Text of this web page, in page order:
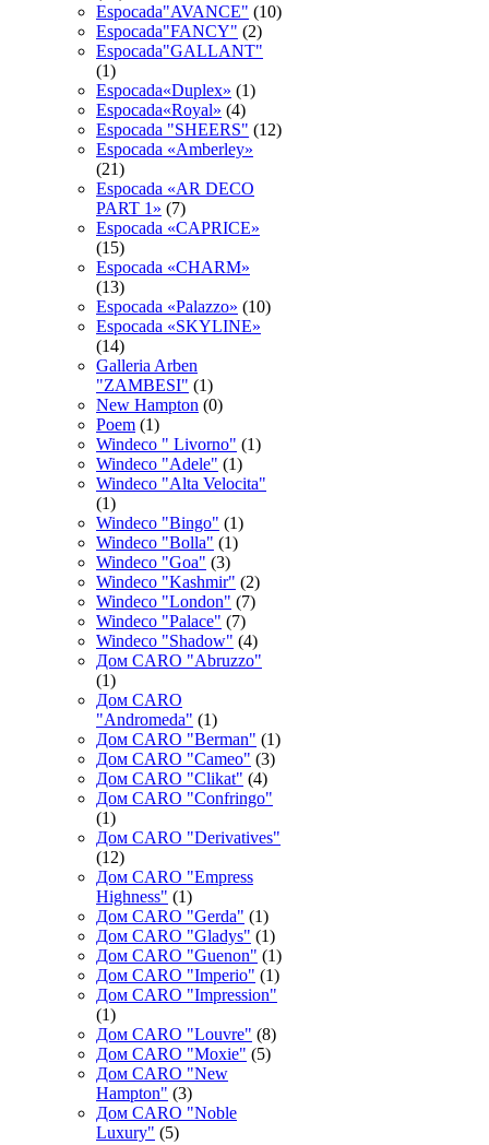
Espocada"AVANCE" (10)
Espocada"FANCY" (2)
Espocada"GALLANT"
(1)
Espocada«Duplex» (1)
Espocada«Royal» (4)
Espocadа "SHEERS" (12)
Espocadа «Amberley»
(21)
Espocadа «AR DECO
PART 1» (7)
Espocadа «CAPRICE»
(15)
Espocadа «CHARM»
(13)
Espocadа «Palazzo» (10)
Espocadа «SKYLINE»
(14)
Galleria Arben
"ZAMBESI" (1)
New Hampton (0)
Poem (1)
Windeco " Livorno" (1)
Windeco "Adele" (1)
Windeco "Alta Velocita"
(1)
Windeco "Bingo" (1)
Windeco "Bolla" (1)
Windeco "Goa" (3)
Windeco "Kashmir" (2)
Windeco "London" (7)
Windeco "Palace" (7)
Windeco "Shadow" (4)
Дом CARO "Abruzzo"
(1)
Дом CARO
"Andromeda" (1)
Дом CARO "Berman" (1)
Дом CARO "Cameo" (3)
Дом CARO "Clikat" (4)
Дом CARO "Confringo"
(1)
Дом CARO "Derivatives"
(12)
Дом CARO "Empress
Highness" (1)
Дом CARO "Gerda" (1)
Дом CARO "Gladys" (1)
Дом CARO "Guenon" (1)
Дом CARO "Imperio" (1)
Дом CARO "Impression"
(1)
Дом CARO "Louvre" (8)
Дом CARO "Moxie" (5)
Дом CARO "New
Hampton" (3)
Дом CARO "Noble
Luxury" (5)